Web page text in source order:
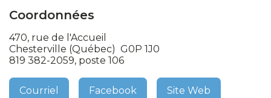
Coordonnées
470, rue de l'Accueil
Chesterville (Québec) G0P 1J0
819 382-2059, poste 106
Courriel Facebook Site Web